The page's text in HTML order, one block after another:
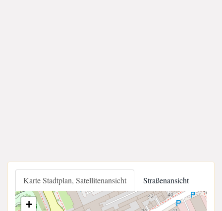
Karte Stadtplan, Satellitenansicht Straßenansicht
+